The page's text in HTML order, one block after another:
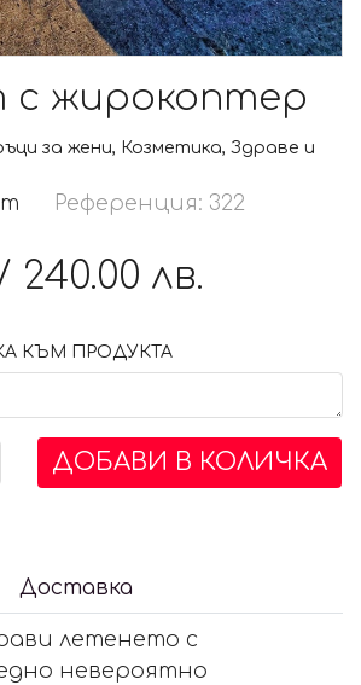
с жирокоптер
за жени, Козметика, Здраве и
Референция: 322
240.00 лв.
КЪМ ПРОДУКТА
ДОБАВИ В КОЛИЧКА
Доставка
летенето с
невероятно